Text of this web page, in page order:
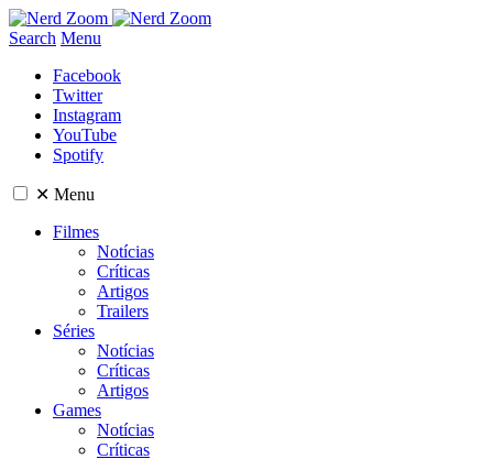
Search Menu
Facebook
Twitter
Instagram
YouTube
Spotify
✕ Menu
Filmes
Notícias
Críticas
Artigos
Trailers
Séries
Notícias
Críticas
Artigos
Games
Notícias
Críticas